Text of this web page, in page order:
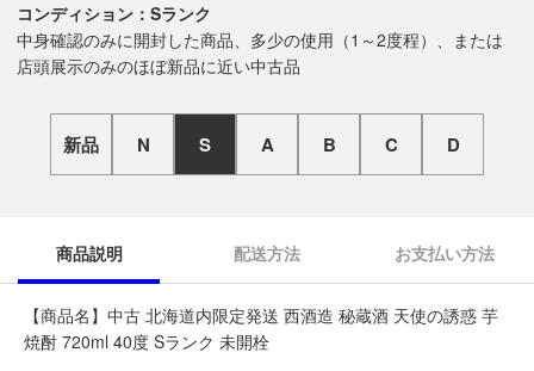
コンディション：Sランク
中身確認のみに開封した商品、多少の使用（1～2度程）、または
店頭展示のみのほぼ新品に近い中古品
新品 N S A B C D
商品説明 配送方法 お支払い方法
【商品名】中古 北海道内限定発送 西酒造 秘蔵酒 天使の誘惑 芋
焼酎 720ml 40度 Sランク 未開栓